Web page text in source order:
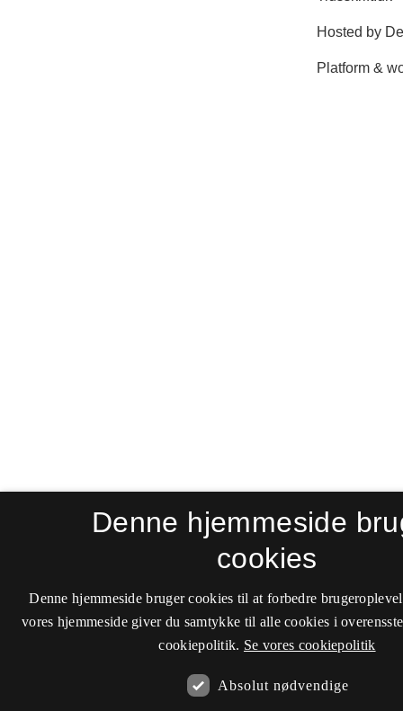
Denne hjemmeside
cookies
Denne hjemmeside bruger cookies til at forbedre
vores hjemmeside giver du samtykke til alle cookies i
cookiepolitik. Se vores cookiepolitik
Absolut nødvendige